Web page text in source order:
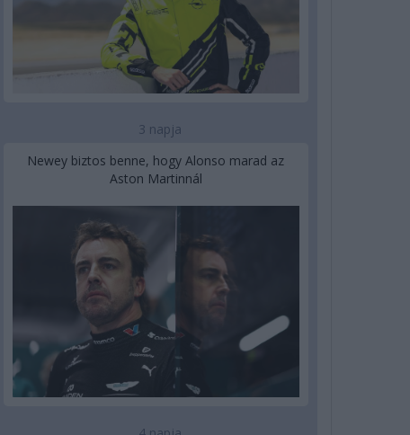
3 napja
Newey biztos benne, hogy Alonso marad az
Aston Martinnál